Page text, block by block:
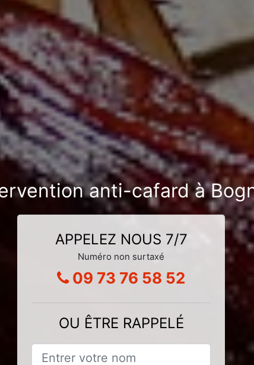
anti-cafard à
APPELEZ NOUS 7/7
Numéro non surtaxé
09 73 76 58 52
OU ÊTRE RAPPELÉ